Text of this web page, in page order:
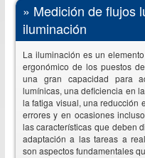
» Medición de flujos
iluminación
La iluminación es un
ergonómico de los puestos
una gran capacidad para
lumínicas, una deficiencia en
la fatiga visual, una reducción
errores y en ocasiones
las características que deben
adaptación a las tareas a
son aspectos fundamentales